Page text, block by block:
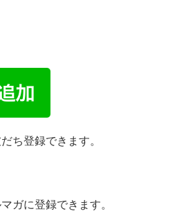
ち登録できます。
ガに登録できます。